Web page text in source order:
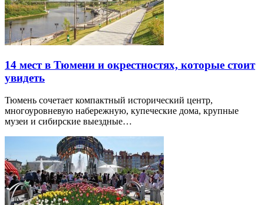
14 мест в Тюмени и окрестностях, которые стоит
увидеть
Тюмень сочетает компактный исторический центр,
многоуровневую набережную, купеческие дома, крупные
музеи и сибирские выездные…